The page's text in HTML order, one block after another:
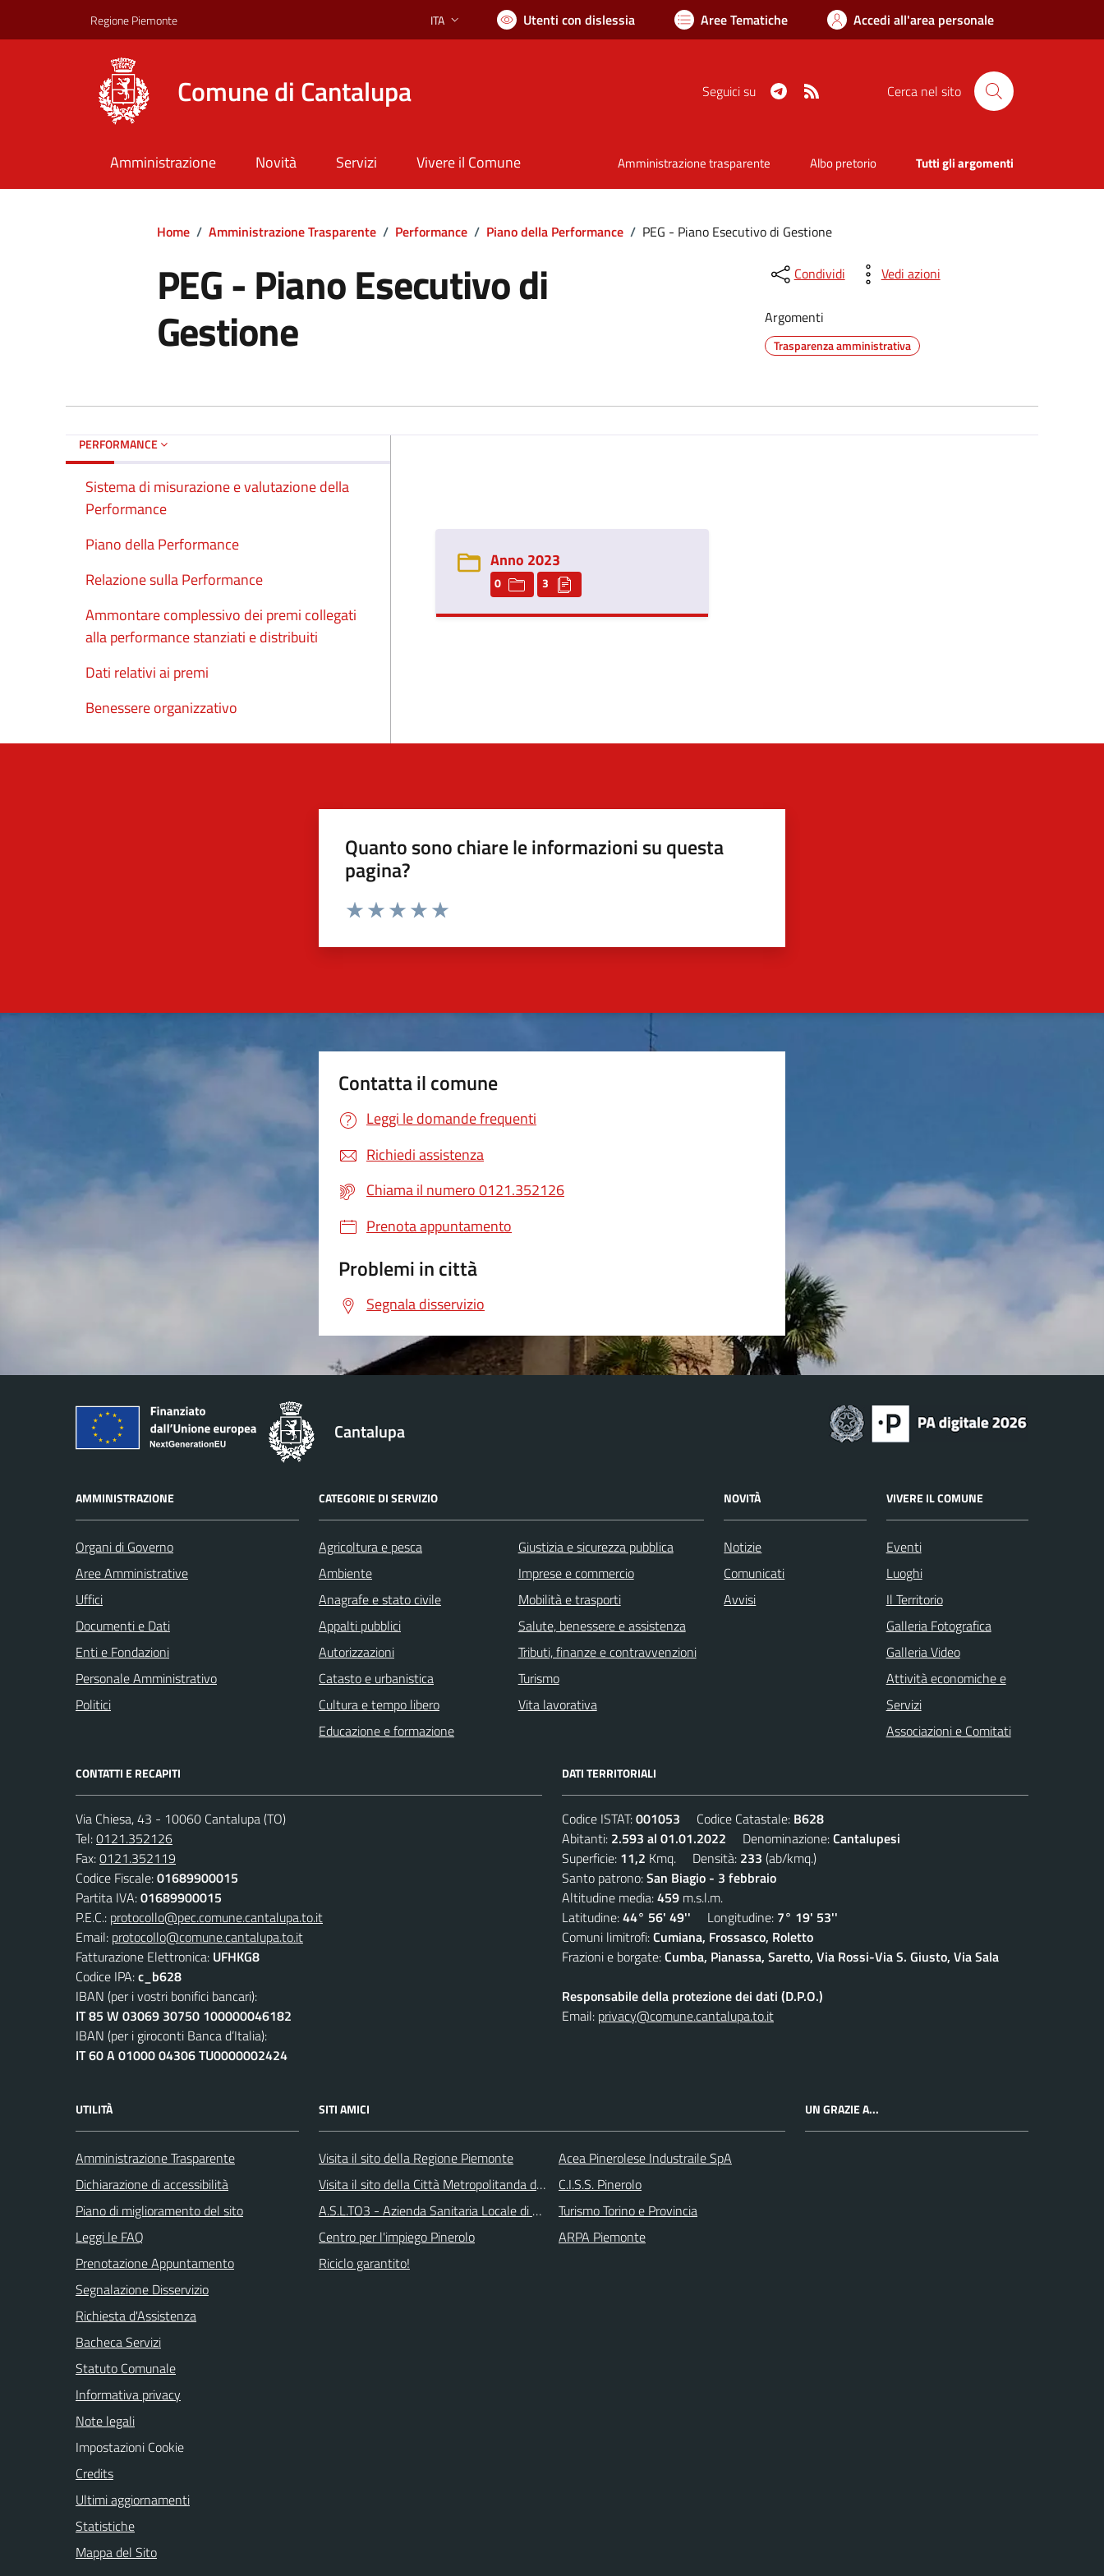
Regione Piemonte Lingua attiva:
ITA Utenti con dislessia Aree Tematiche Accedi all'area personale
Comune di Cantalupa Seguici su Telegram Cerca nel sito
Amministrazione Novità Servizi Vivere il Comune Amministrazione trasparente Albo pretorio Tutti gli argomenti
Home / Amministrazione Trasparente / Performance / Piano della Performance / PEG - Piano Esecutivo di Gestione
PEG - Piano Esecutivo di
Gestione
Condividi Vedi azioni
Argomenti
Trasparenza amministrativa
PERFORMANCE
Sistema di misurazione e valutazione della
Performance
Piano della Performance
Relazione sulla Performance
Ammontare complessivo dei premi collegati
alla performance stanziati e distribuiti
Dati relativi ai premi
Benessere organizzativo
Anno 2023
0 3
Quanto sono chiare le informazioni su questa
pagina?
Valuta da 1 a 5 stelle la pagina
Contatta il comune
Leggi le domande frequenti
Richiedi assistenza
Chiama il numero 0121.352126
Prenota appuntamento
Problemi in città
Segnala disservizio
Cantalupa
AMMINISTRAZIONE
Organi di Governo
Aree Amministrative
Uffici
Documenti e Dati
Enti e Fondazioni
Personale Amministrativo
Politici
CATEGORIE DI SERVIZIO
Agricoltura e pesca
Ambiente
Anagrafe e stato civile
Appalti pubblici
Autorizzazioni
Catasto e urbanistica
Cultura e tempo libero
Educazione e formazione
Giustizia e sicurezza pubblica
Imprese e commercio
Mobilità e trasporti
Salute, benessere e assistenza
Tributi, finanze e contravvenzioni
Turismo
Vita lavorativa
NOVITÀ
Notizie
Comunicati
Avvisi
VIVERE IL COMUNE
Eventi
Luoghi
Il Territorio
Galleria Fotografica
Galleria Video
Attività economiche e
Servizi
Associazioni e Comitati
CONTATTI E RECAPITI
Via Chiesa, 43 - 10060 Cantalupa (TO)
Tel:0121.352126
Fax:0121.352119
Codice Fiscale:01689900015
Partita IVA:01689900015
P.E.C.: protocollo@pec.comune.cantalupa.to.it
Email: protocollo@comune.cantalupa.to.it
Fatturazione Elettronica: UFHKG8
Codice IPA:c_b628
IBAN (per i vostri bonifici bancari):
IT 85 W 03069 30750 100000046182
IBAN (per i giroconti Banca d’Italia):
IT 60 A 01000 04306 TU0000002424
DATI TERRITORIALI
Codice ISTAT:001053 Codice Catastale: B628
Abitanti: 2.593 al 01.01.2022 Denominazione:Cantalupesi
Superficie: 11,2 Kmq. Densità: 233 (ab/kmq.)
Santo patrono:San Biagio - 3 febbraio
Altitudine media:459 m.s.l.m.
Latitudine:44° 56' 49'' Longitudine: 7° 19' 53''
Comuni limitrofi:Cumiana, Frossasco, Roletto
Frazioni e borgate:Cumba, Pianassa, Saretto, Via Rossi-Via S. Giusto, Via Sala
Responsabile della protezione dei dati (D.P.O.)
Email: privacy@comune.cantalupa.to.it
UTILITÀ
Amministrazione Trasparente
Dichiarazione di accessibilità
Piano di miglioramento del sito
Leggi le FAQ
Prenotazione Appuntamento
Segnalazione Disservizio
Richiesta d'Assistenza
Bacheca Servizi
Statuto Comunale
Informativa privacy
Note legali
Impostazioni Cookie
Credits
Ultimi aggiornamenti
Statistiche
Mappa del Sito
SITI AMICI
Visita il sito della Regione Piemonte
Visita il sito della Città Metropolitanda di Torino
A.S.L.TO3 - Azienda Sanitaria Locale di Collegno e Pinerolo
Centro per l'impiego Pinerolo
Riciclo garantito!
Acea Pinerolese Industraile SpA
C.I.S.S. Pinerolo
Turismo Torino e Provincia
ARPA Piemonte
UN GRAZIE A...